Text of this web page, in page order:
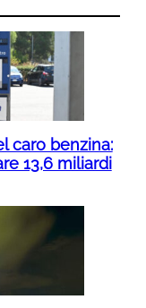
caro benzina:
13,6 miliardi